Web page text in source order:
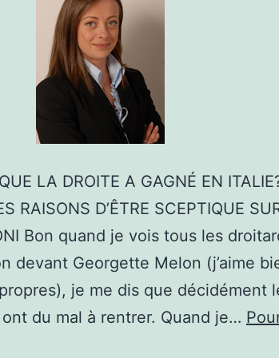
LA DROITE A GAGNÉ EN
RAISONS D’ÊTRE SCEPTIQUE
Bon quand je vois tous les
devant Georgette Melon (j’aime
je me dis que décidément
du mal à rentrer. Quand je…